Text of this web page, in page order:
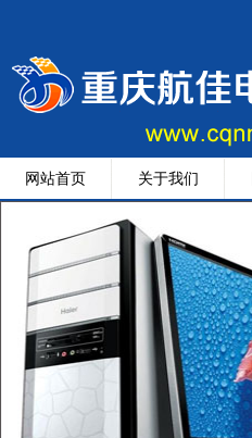
网站首页 关于我们